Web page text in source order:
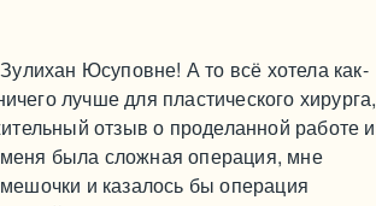
Юсуповне! А то всё хотела как-
лучше для пластического хирурга,
отзыв о проделанной работе и
меня была сложная операция, мне
и казалось бы операция